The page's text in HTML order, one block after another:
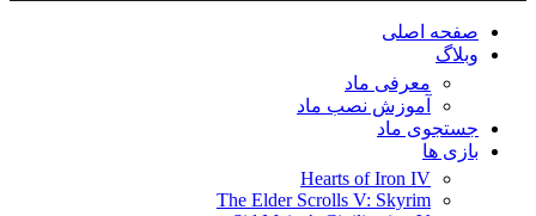
صفحه اصلی
وبلاگ
معرفی ماد
آموزش نصب ماد
جستجوی ماد
بازی ها
Hearts of Iron IV
The Elder Scrolls V: Skyrim